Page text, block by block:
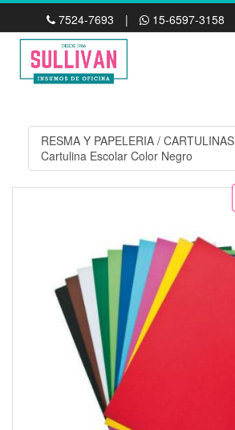
7524-7693 | 15-6597-3158
RESMA Y PAPELERIA / CARTULINAS
Cartulina Escolar Color Negro